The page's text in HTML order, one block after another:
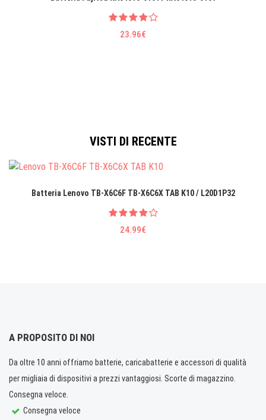
23.96€
VISTI DI RECENTE
Batteria Lenovo TB-X6C6F TB-X6C6X TAB K10 / L20D1P32
24.99€
A PROPOSITO DI NOI
Da oltre 10 anni offriamo batterie, caricabatterie e accessori di qualità
per migliaia di dispositivi a prezzi vantaggiosi. Scorte di magazzino.
Consegna veloce.
Consegna veloce